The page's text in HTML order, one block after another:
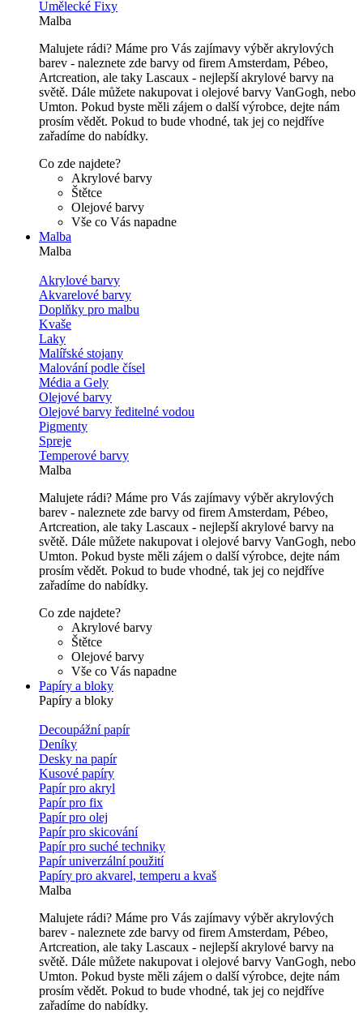
Umělecké Fixy
Malba
Malujete rádi? Máme pro Vás zajímavy výběr akrylových
barev - naleznete zde barvy od firem Amsterdam, Pébeo,
Artcreation, ale taky Lascaux - nejlepší akrylové barvy na
světě. Dále můžete nakupovat i olejové barvy VanGogh, nebo
Umton. Pokud byste měli zájem o další výrobce, dejte nám
prosím vědět. Pokud to bude vhodné, tak jej co nejdříve
zařadíme do nabídky.
Co zde najdete?
Akrylové barvy
Štětce
Olejové barvy
Vše co Vás napadne
Malba
Malba
Akrylové barvy
Akvarelové barvy
Doplňky pro malbu
Kvaše
Laky
Malířské stojany
Malování podle čísel
Média a Gely
Olejové barvy
Olejové barvy ředitelné vodou
Pigmenty
Spreje
Temperové barvy
Malba
Malujete rádi? Máme pro Vás zajímavy výběr akrylových
barev - naleznete zde barvy od firem Amsterdam, Pébeo,
Artcreation, ale taky Lascaux - nejlepší akrylové barvy na
světě. Dále můžete nakupovat i olejové barvy VanGogh, nebo
Umton. Pokud byste měli zájem o další výrobce, dejte nám
prosím vědět. Pokud to bude vhodné, tak jej co nejdříve
zařadíme do nabídky.
Co zde najdete?
Akrylové barvy
Štětce
Olejové barvy
Vše co Vás napadne
Papíry a bloky
Papíry a bloky
Decoupážní papír
Deníky
Desky na papír
Kusové papíry
Papír pro akryl
Papír pro fix
Papír pro olej
Papír pro skicování
Papír pro suché techniky
Papír univerzální použití
Papíry pro akvarel, temperu a kvaš
Malba
Malujete rádi? Máme pro Vás zajímavy výběr akrylových
barev - naleznete zde barvy od firem Amsterdam, Pébeo,
Artcreation, ale taky Lascaux - nejlepší akrylové barvy na
světě. Dále můžete nakupovat i olejové barvy VanGogh, nebo
Umton. Pokud byste měli zájem o další výrobce, dejte nám
prosím vědět. Pokud to bude vhodné, tak jej co nejdříve
zařadíme do nabídky.